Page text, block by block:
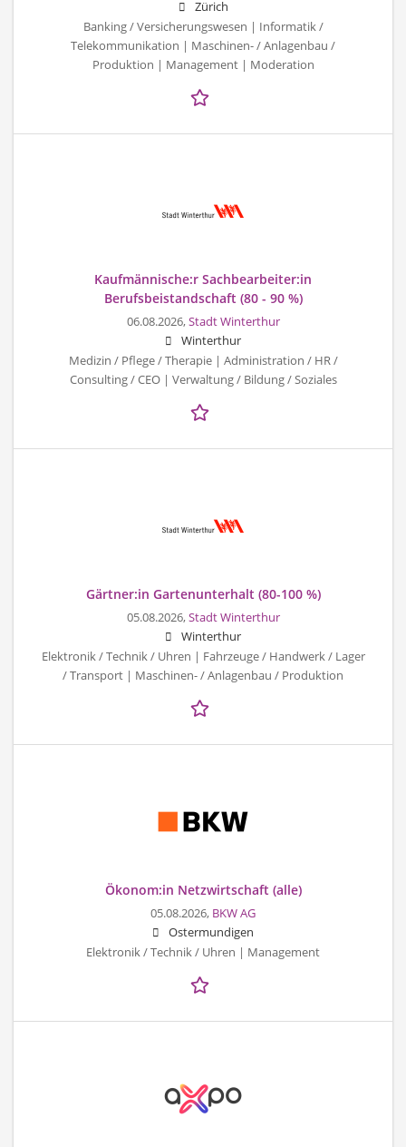
Zürich
Banking / Versicherungswesen | Informatik /
Telekommunikation | Maschinen- / Anlagenbau /
Produktion | Management | Moderation
Kaufmännische:r Sachbearbeiter:in
Berufsbeistandschaft (80 - 90 %)
06.08.2026,Stadt Winterthur
Winterthur
Medizin / Pflege / Therapie | Administration / HR /
Consulting / CEO | Verwaltung / Bildung / Soziales
Gärtner:in Gartenunterhalt (80-100 %)
05.08.2026,Stadt Winterthur
Winterthur
Elektronik / Technik / Uhren | Fahrzeuge / Handwerk / Lager
/ Transport | Maschinen- / Anlagenbau / Produktion
Ökonom:in Netzwirtschaft (alle)
05.08.2026, BKW AG
Ostermundigen
Elektronik / Technik / Uhren | Management